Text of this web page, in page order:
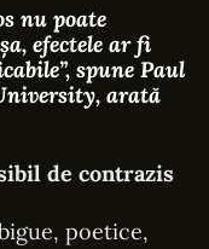
nu poate
efectele ar fi
spune Paul
arată
de contrazis
poetice,